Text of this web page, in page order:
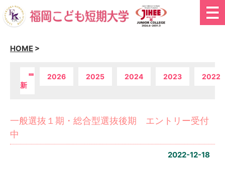
HOME >
最
新
2026 2025 2024 2023 2022
一般選抜１期・総合型選抜後期 エントリー受付
中
2022-12-18